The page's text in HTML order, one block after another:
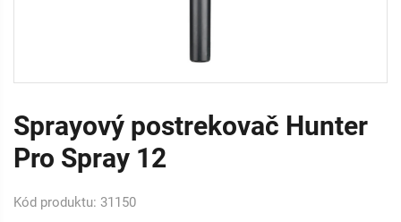
Sprayový postrekovač Hunter
Pro Spray 12
Kód produktu: 31150